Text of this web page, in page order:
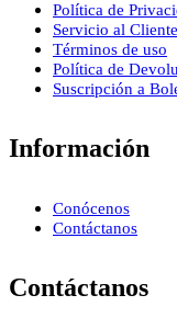
Política de
Servicio al Cliente
Términos de uso
Política de
Suscripción a
Información
Conócenos
Contáctanos
Contáctanos